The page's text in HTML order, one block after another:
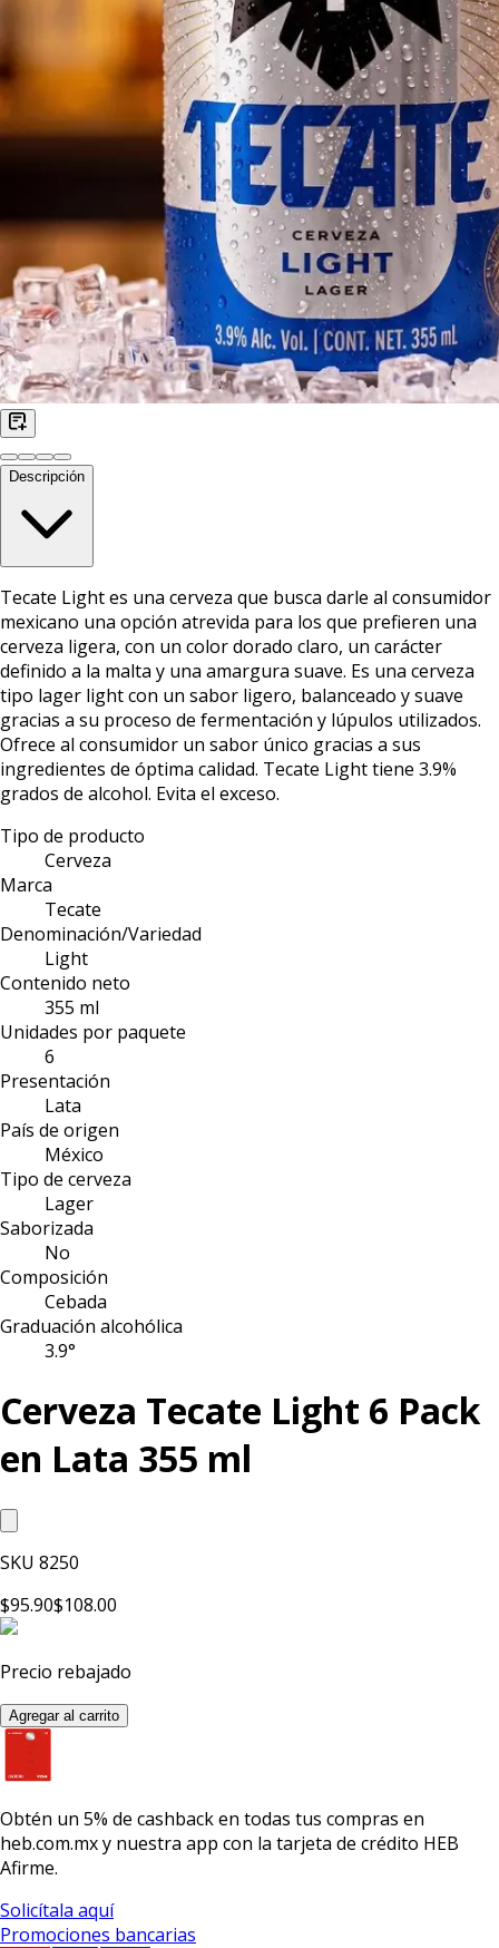
Descripción
Tecate Light es una cerveza que busca darle al consumidor
mexicano una opción atrevida para los que prefieren una
cerveza ligera, con un color dorado claro, un carácter
definido a la malta y una amargura suave. Es una cerveza
tipo lager light con un sabor ligero, balanceado y suave
gracias a su proceso de fermentación y lúpulos utilizados.
Ofrece al consumidor un sabor único gracias a sus
ingredientes de óptima calidad. Tecate Light tiene 3.9%
grados de alcohol. Evita el exceso.
Tipo de producto
Cerveza
Marca
Tecate
Denominación/Variedad
Light
Contenido neto
355 ml
Unidades por paquete
6
Presentación
Lata
País de origen
México
Tipo de cerveza
Lager
Saborizada
No
Composición
Cebada
Graduación alcohólica
3.9°
Cerveza Tecate Light 6 Pack
en Lata 355 ml
SKU 8250
$95.90$108.00
Precio rebajado
Agregar al carrito
Obtén un 5% de cashbacken todas tus compras en
heb.com.mx y nuestra app con la tarjeta de crédito HEB
Afirme.
Solicítala aquí
Promociones bancarias